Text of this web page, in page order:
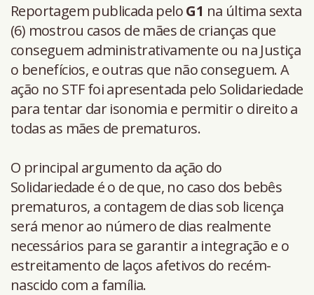
Reportagem publicada peloG1 na última sexta
(6) mostrou casos de mães de crianças que
conseguem administrativamente ou na Justiça
o benefícios, e outras que não conseguem. A
ação no STF foi apresentada pelo Solidariedade
para tentar dar isonomia e permitir o direito a
todas as mães de prematuros.
O principal argumento da ação do
Solidariedade é o de que, no caso dos bebês
prematuros, a contagem de dias sob licença
será menor ao número de dias realmente
necessários para se garantir a integração e o
estreitamento de laços afetivos do recém-
nascido com a família.